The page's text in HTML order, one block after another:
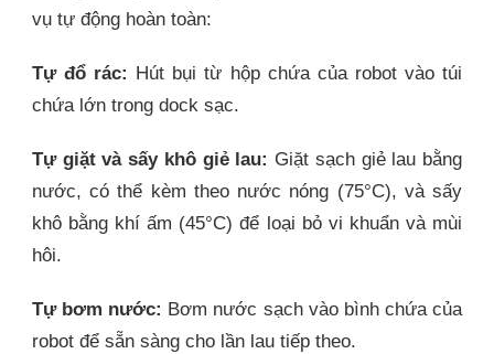
vụ tự động hoàn toàn:
Tự đổ rác:
Hút bụi từ hộp chứa của robot vào túi
chứa lớn trong dock sạc.
Tự giặt và sấy khô giẻ lau: Giặt sạch giẻ lau bằng
nước, có thể kèm theo nước nóng (75°C), và sấy
khô bằng khí ấm (45°C) để loại bỏ vi khuẩn và mùi
hôi.
Tự bơm nước: Bơm nước sạch vào bình chứa của
robot để sẵn sàng cho lần lau tiếp theo.